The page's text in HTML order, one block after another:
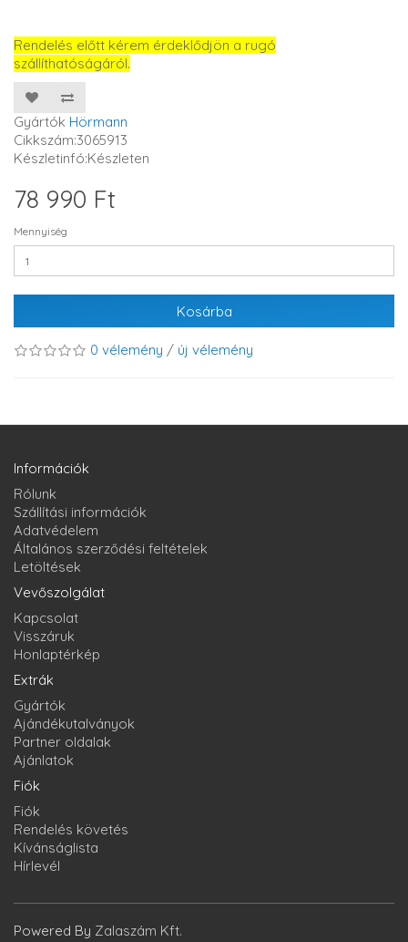
Rendelés előtt kérem érdeklődjön a rugó
szállíthatóságáról.
Gyártók Hörmann
Cikkszám:3065913
Készletinfó:Készleten
78 990 Ft
Mennyiség
Kosárba
0 vélemény / új vélemény
Információk
Rólunk
Szállítási információk
Adatvédelem
Általános szerződési feltételek
Letöltések
Vevőszolgálat
Kapcsolat
Visszáruk
Honlaptérkép
Extrák
Gyártók
Ajándékutalványok
Partner oldalak
Ajánlatok
Fiók
Fiók
Rendelés követés
Kívánságlista
Hírlevél
Powered By Zalaszám Kft.